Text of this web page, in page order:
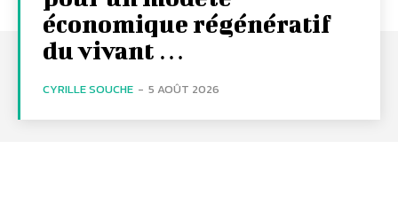
économique régénératif
du vivant …
CYRILLE SOUCHE - 5 AOÛT 2026